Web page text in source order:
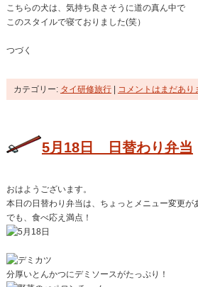
こちらの犬は、気持ち良さそうに道の真ん中で
このスタイルで寝ておりました(笑）
つづく
カテゴリー: タイ研修旅行| コメントはまだあり
5月18日 日替わり弁当
おはようございます。
本日の日替わり弁当は、ちょっとメニュー変更が
でも、食べ応え満点！
分厚いとんかつにデミソースがたっぷり！